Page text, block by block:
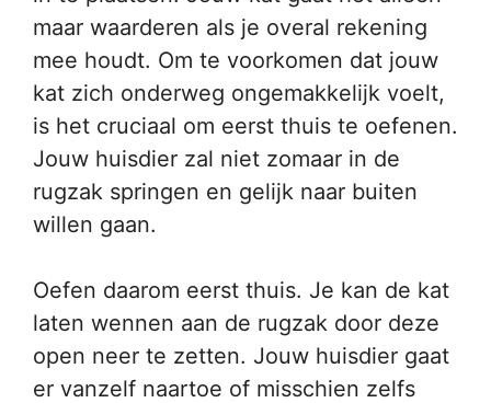
maar waarderen als je overal rekening
mee houdt. Om te voorkomen dat jouw
kat zich onderweg ongemakkelijk voelt,
is het cruciaal om eerst thuis te oefenen.
Jouw huisdier zal niet zomaar in de
rugzak springen en gelijk naar buiten
willen gaan.
Oefen daarom eerst thuis. Je kan de kat
laten wennen aan de rugzak door deze
open neer te zetten. Jouw huisdier gaat
er vanzelf naartoe of misschien zelfs